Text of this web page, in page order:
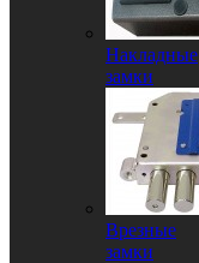
Накладные
замки
Врезные
замки